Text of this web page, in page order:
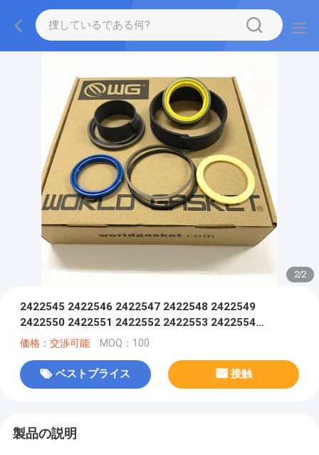
2/2
2422545 2422546 2422547 2422548 2422549
2422550 2422551 2422552 2422553 2422554
2422555 2422556 2422557 2422558 2426840
価格：交渉可能 MOQ：100
ベストプライス 接触
製品の説明